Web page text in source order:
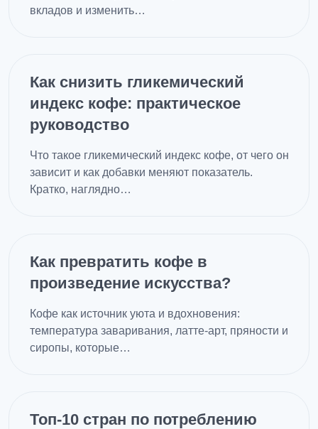
вкладов и изменить…
Как снизить гликемический
индекс кофе: практическое
руководство
Что такое гликемический индекс кофе, от чего он
зависит и как добавки меняют показатель.
Кратко, наглядно…
Как превратить кофе в
произведение искусства?
Кофе как источник уюта и вдохновения:
температура заваривания, латте-арт, пряности и
сиропы, которые…
Топ-10 стран по потреблению